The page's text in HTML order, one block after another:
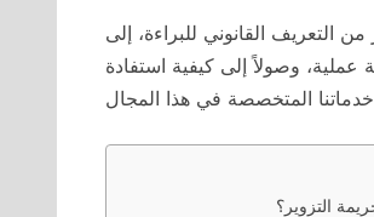
القانوني للبراءة، إلى
عملية، وصولاً إلى كيفية استفادة
التزوير؟